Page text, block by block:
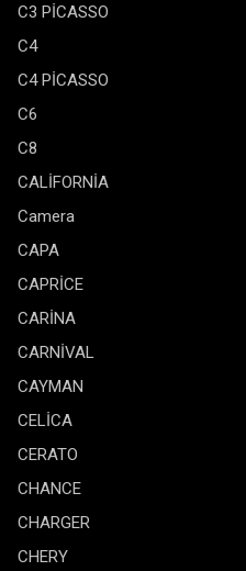
C3 PİCASSO
C4
C4 PİCASSO
C6
C8
CALİFORNİA
Camera
CAPA
CAPRİCE
CARİNA
CARNİVAL
CAYMAN
CELİCA
CERATO
CHANCE
CHARGER
CHERY